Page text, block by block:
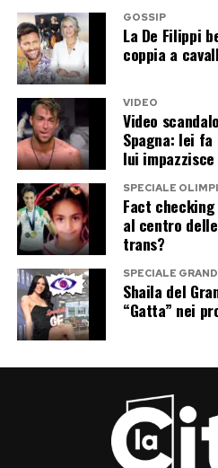
GOSSIP
La De Filippi
coppia a
VIDEO
Video
Spagna: lei
lui
SPECIALE
Fact
al centro
trans?
SPECIALE
Shaila del
“Gatta” nei